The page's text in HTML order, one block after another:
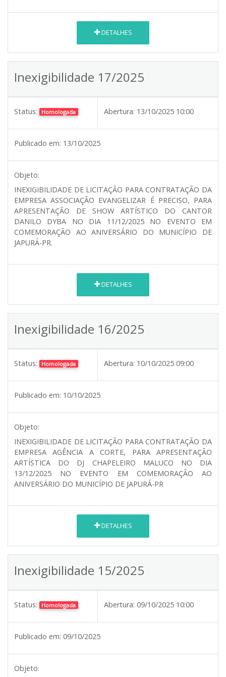
DETALHES
Inexigibilidade 17/2025
Status: Homologada Abertura: 13/10/2025 10:00
Publicado em: 13/10/2025
Objeto:
INEXIGIBILIDADE DE LICITAÇÃO PARA CONTRATAÇÃO DA
EMPRESA ASSOCIAÇÃO EVANGELIZAR É PRECISO, PARA
APRESENTAÇÃO DE SHOW ARTÍSTICO DO CANTOR
DANILO DYBA NO DIA 11/12/2025 NO EVENTO EM
COMEMORAÇÃO AO ANIVERSÁRIO DO MUNICÍPIO DE
JAPURÁ-PR.
DETALHES
Inexigibilidade 16/2025
Status: Homologada Abertura: 10/10/2025 09:00
Publicado em: 10/10/2025
Objeto:
INEXIGIBILIDADE DE LICITAÇÃO PARA CONTRATAÇÃO DA
EMPRESA AGÊNCIA A CORTE, PARA APRESENTAÇÃO
ARTÍSTICA DO DJ CHAPELEIRO MALUCO NO DIA
13/12/2025 NO EVENTO EM COMEMORAÇÃO AO
ANIVERSÁRIO DO MUNICÍPIO DE JAPURÁ-PR
DETALHES
Inexigibilidade 15/2025
Status: Homologada Abertura: 09/10/2025 10:00
Publicado em: 09/10/2025
Objeto: